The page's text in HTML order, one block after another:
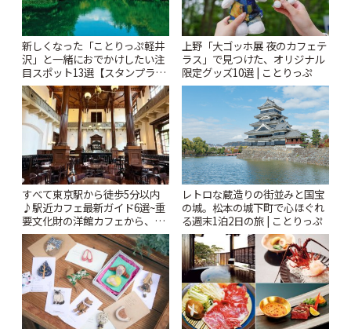
新しくなった「ことりっぷ軽井
沢」と一緒におでかけしたい注
目スポット13選【スタンプラリ
ー開催中】 | ことりっぷ
上野「大ゴッホ展 夜のカフェテ
ラス」で見つけた、オリジナル
限定グッズ10選 | ことりっぷ
すべて東京駅から徒歩5分以内
♪駅近カフェ最新ガイド6選~重
要文化財の洋館カフェから、改
札すぐのレトロ喫茶まで~ | こと
りっぷ
レトロな蔵造りの街並みと国宝
の城。松本の城下町で心ほぐれ
る週末1泊2日の旅 | ことりっぷ